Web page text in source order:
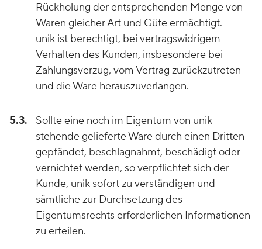
Rückholung der entsprechenden Menge von
Waren gleicher Art und Güte ermächtigt.
unik ist berechtigt, bei vertragswidrigem
Verhalten des Kunden, insbesondere bei
Zahlungsverzug, vom Vertrag zurückzutreten
und die Ware herauszuverlangen.
5.3.
Sollte eine noch im Eigentum von unik
stehende gelieferte Ware durch einen Dritten
gepfändet, beschlagnahmt, beschädigt oder
vernichtet werden, so verpflichtet sich der
Kunde, unik sofort zu verständigen und
sämtliche zur Durchsetzung des
Eigentumsrechts erforderlichen Informationen
zu erteilen.